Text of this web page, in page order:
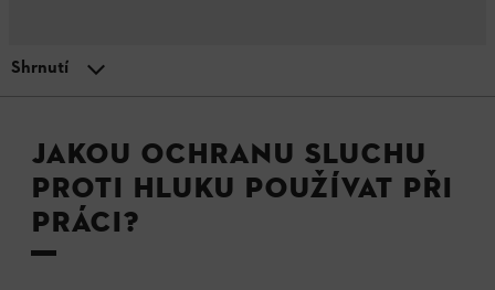
Bezpečnost práce vždy na prvním místě
JAKOU OCHRANU SLUCHU
PROTI HLUKU POUŽÍVAT PŘI
PRÁCI?
Shrnutí
Proč je ochrana sluchu důležitá
Jaká ochrana sluchu proti hluku existuje?